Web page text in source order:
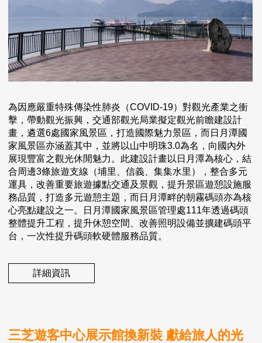
為因應嚴重特殊傳染性肺炎（COVID-19）對觀光產業之衝
擊，帶動觀光振興，交通部觀光局業擬定觀光前瞻建設計
畫，遴選6處國家風景區，打造國際魅力景區，而日月潭國
家風景區亦涵蓋其中，並將以山中明珠3.0為名，向國內外
展現豐富之觀光休閒魅力。此建設計畫以日月潭為核心，結
合周邊3條旅遊支線（埔里、信義、集集水里），整合多元
運具，改善重要旅遊據點交通及景觀，提升景區遊憩設施服
務品質，打造多元遊憩主題，而日月潭畔的朝霧碼頭亦為核
心亮點建設之一。日月潭國家風景區管理處111年透過碼頭
整體提升工程，提升休憩空間、改善照明設備並擴建碼頭平
台，一次性提升碼頭軟硬體服務品質。
詳細資訊
三芝遊客中心展示館換新裝 獻給旅人的光